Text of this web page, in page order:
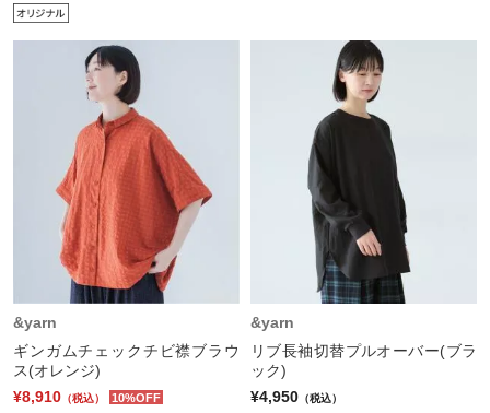
&yarn
ギンガムチェックチビ襟ブラウ
ス(オレンジ)
¥8,910 （税込） 10%OFF
&yarn
リブ長袖切替プルオーバー(ブラ
ック)
¥4,950 （税込）